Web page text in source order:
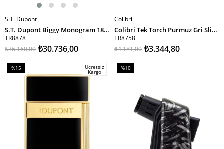
SEPETE EKLE
S.T. Dupont
S.T. Dupont Biggy Monogram 1872 Gri Puro Çakmağı 25080
TR8878
₺30.736,00
₺36.160,00
SEPETE EKLE
Colibri
Colibri Tek Torch Pürmüz Gri Slim Puro Çakmağı TR8758
TR8758
₺3.344,80
₺4.181,00
%15
İndirim
Ücretsiz
Kargo
%10